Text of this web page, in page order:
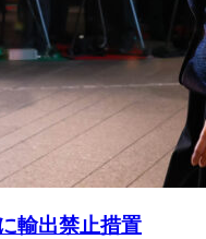
輸出禁止措置